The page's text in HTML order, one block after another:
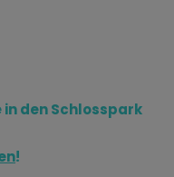
den Schlosspark
!